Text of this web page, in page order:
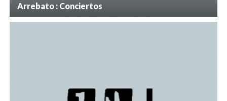
Arrebato : Conciertos